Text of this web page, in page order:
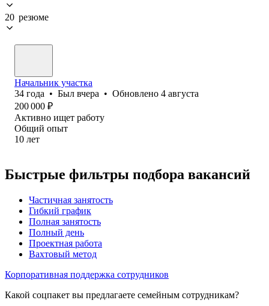
20 резюме
Начальник участка
34 года • Был вчера • Обновлено 4 августа
200 000 ₽
Активно ищет работу
Общий опыт
10 лет
Быстрые фильтры подбора вакансий
Частичная занятость
Гибкий график
Полная занятость
Полный день
Проектная работа
Вахтовый метод
Корпоративная поддержка сотрудников
Какой соцпакет вы предлагаете семейным сотрудникам?